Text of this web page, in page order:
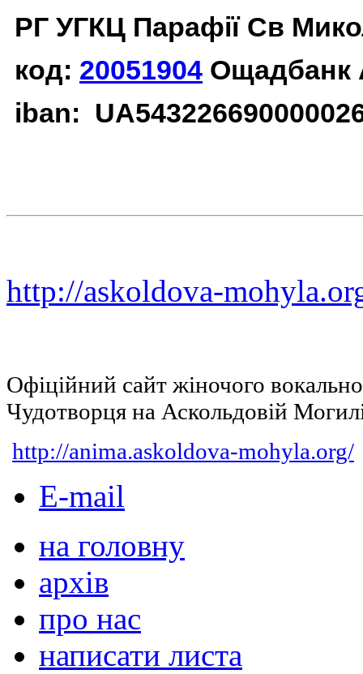
РГ УГКЦ Парафії Св
код: 20051904 Ощадбанк
iban:
http://askoldova-
Офіційний сайт жіночого
Чудотворця на Аскольдовій
http://anima.askoldova-mohyla.org/
E-mail
на головну
архів
про нас
написати листа